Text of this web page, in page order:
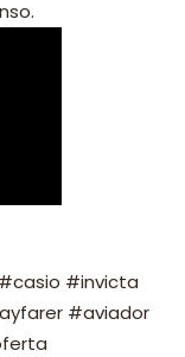
#invicta
#aviador